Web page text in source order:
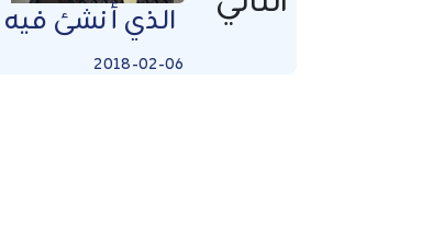
الذي أُنشئ فيه
2018-02-06